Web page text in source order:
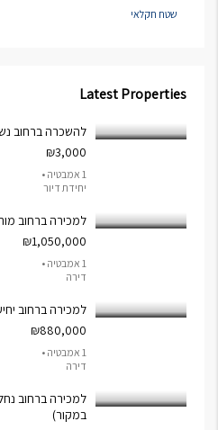
שטח חקלאי
Latest Properties
להשכרה ברחוב נשר
₪3,000
1 אמבטיה •
יחידת דיור
למכירה ברחוב מורד
₪1,050,000
1 אמבטיה •
דירה
למכירה ברחוב יחיעם
₪880,000
1 אמבטיה •
דירה
במקור)